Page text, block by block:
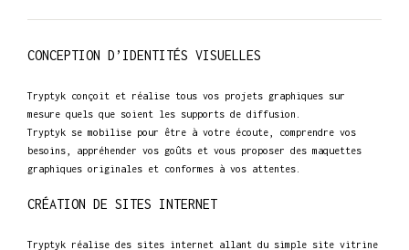
CONCEPTION D’IDENTITÉS VISUELLES
Tryptyk conçoit et réalise tous vos projets graphiques sur
mesure quels que soient les supports de diffusion.
Tryptyk se mobilise pour être à votre écoute, comprendre vos
besoins, appréhender vos goûts et vous proposer des maquettes
graphiques originales et conformes à vos attentes.
CRÉATION DE SITES INTERNET
Tryptyk réalise des sites internet allant du simple site vitrine